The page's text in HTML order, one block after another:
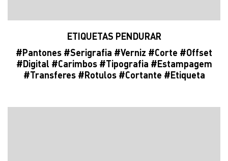
ETIQUETAS PENDURAR
#Pantones #Serigrafia #Verniz #Corte #Offset
#Digital #Carimbos#Tipografia #Estampagem
#Transferes#Rotulos #Cortante #Etiqueta